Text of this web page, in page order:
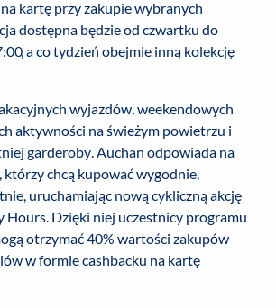
kartę przy zakupie wybranych
dostępna będzie od czwartku do
a co tydzień obejmie inną kolekcję
wyjazdów, weekendowych
aktywności na świeżym powietrzu i
garderoby. Auchan odpowiada na
chcą kupować wygodnie,
uruchamiając nową cykliczną akcję
Hours. Dzięki niej uczestnicy programu
otrzymać 40% wartości zakupów
w formie cashbacku na kartę